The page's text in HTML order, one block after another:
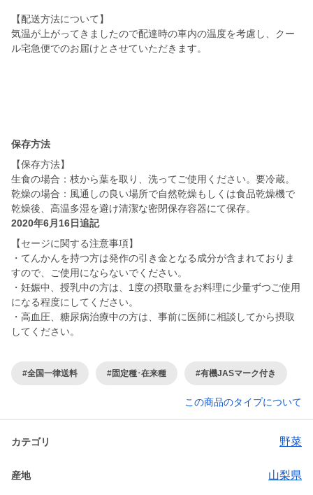
【配送方法について】
気温が上がってきましたので配達時の車内の温度を考慮し、クー
ル宅急便でのお届けとさせていただきます。
保存方法
【保存方法】
生食の場合：枝から葉を取り、洗ってご使用ください。要冷蔵。
乾燥の場合：風通しの良い場所で自然乾燥もしくは食品乾燥機で
乾燥後、高温多湿を避け清潔な密閉保存容器にて保存。
2020年6月16日追記
【セージに関する注意事項】
・てんかんを持つ方は発作の引き金となる成分が含まれておりま
すので、ご使用にならないでください。
・妊娠中、授乳中の方は、1度の摂取量をお料理に少量ずつご使用
になる程度にしてください。
・高血圧、糖尿病治療中の方は、事前に医師に相談してから摂取
してください。
#全国一律送料 #固定種･在来種 #有機JASマーク付き
この商品のタイプについて
カテゴリ 野菜
産地 山梨県